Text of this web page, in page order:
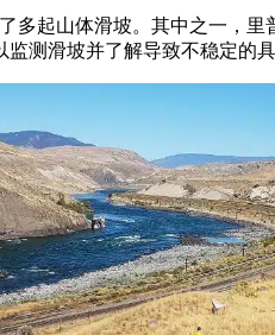
多起山体滑坡。其中之一
测滑坡并了解导致不稳定的具